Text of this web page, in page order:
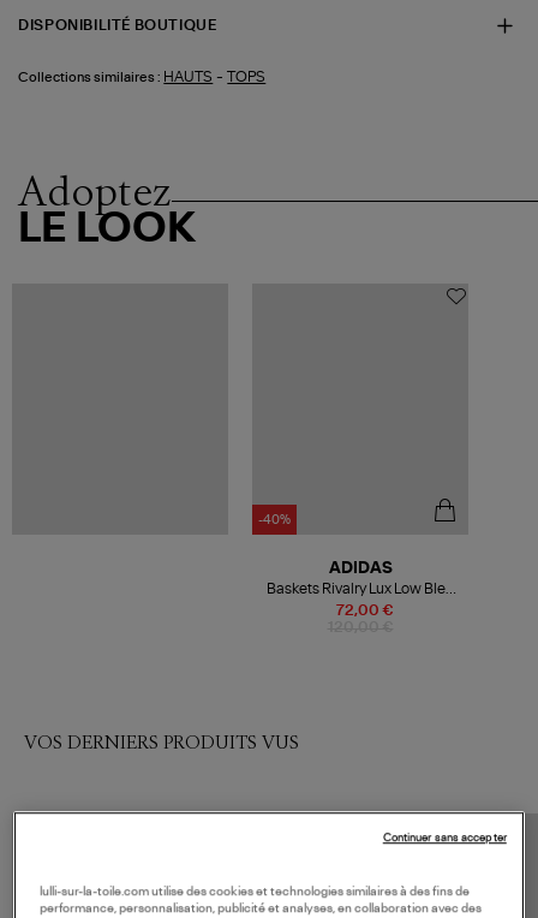
DISPONIBILITÉ BOUTIQUE
Collections similaires : HAUTS - TOPS
Adoptez
LE LOOK
-40%
72,00 €
ADIDAS
Baskets Rivalry Lux Low Bleu
Foncé, Ivoire
VOS DERNIERS PRODUITS VUS
lulli-sur-la-toile.com utilise des cookies et technologies similaires à des fins de
performance, personnalisation, publicité et analyses, en collaboration avec des
Continuer sans accepter